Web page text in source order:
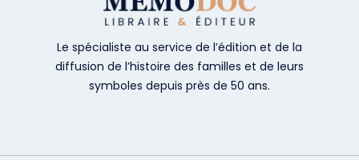
Le spécialiste au service de l’édition et de la
diffusion de l’histoire des familles et de leurs
symboles depuis près de 50 ans.